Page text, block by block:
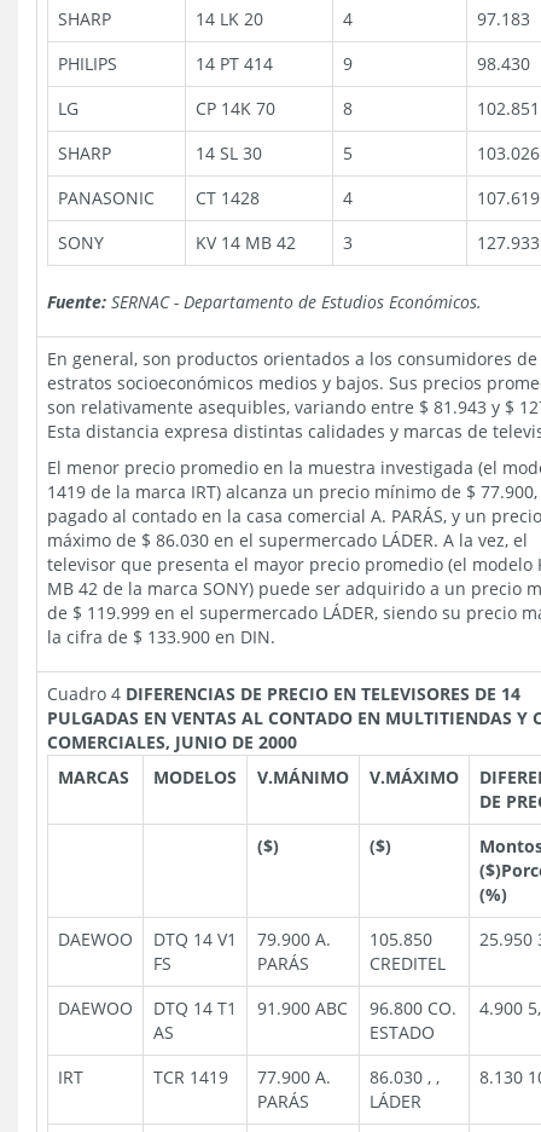
SHARP
14 LK 20 4
97.183
PHILIPS
14 PT 414 9
98.430
LG
CP 14K 70 8
102.851
SHARP
14 SL 30 5
103.026
PANASONIC
CT 1428 4
107.619
SONY
KV 14 MB 42 3 127.933
Fuente: SERNAC - Departamento de Estudios Económicos.
En general, son productos orientados a los consumidores de
estratos socioeconómicos medios y bajos. Sus precios
son relativamente asequibles, variando entre $ 81.943 y $
Esta distancia expresa distintas calidades y marcas de
El menor precio promedio en la muestra investigada (el
1419 de la marca IRT) alcanza un precio mínimo de $ 77.900,
pagado al contado en la casa comercial A. PARÁS, y un precio
máximo de $ 86.030 en el supermercado LÁDER. A la vez, el
televisor que presenta el mayor precio promedio (el modelo
MB 42 de la marca SONY) puede ser adquirido a un precio
de $ 119.999 en el supermercado LÁDER, siendo su precio
la cifra de $ 133.900 en DIN.
Cuadro 4 DIFERENCIAS DE PRECIO EN TELEVISORES DE 14
PULGADAS EN VENTAS AL CONTADO EN MULTITIENDAS Y
COMERCIALES, JUNIO DE 2000
MARCAS
MODELOS V.MÁNIMO V.MÁXIMO
DE
($)
($)
(%)
DAEWOO
DTQ 14 V1
FS
79.900 A.
PARÁS
105.850
CREDITEL
25.950
DAEWOO
DTQ 14 T1
AS
91.900 ABC
96.800 CO.
ESTADO
4.900
IRT TCR 1419
77.900 A.
PARÁS
86.030 , ,
LÁDER
8.130